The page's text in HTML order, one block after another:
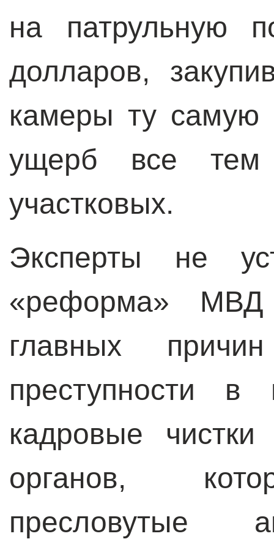
на патрульную
долларов,
камеры ту
ущерб все
участковых.
Эксперты не
«реформа» МВД
главных
преступности
кадровые
органов,
пресловутые